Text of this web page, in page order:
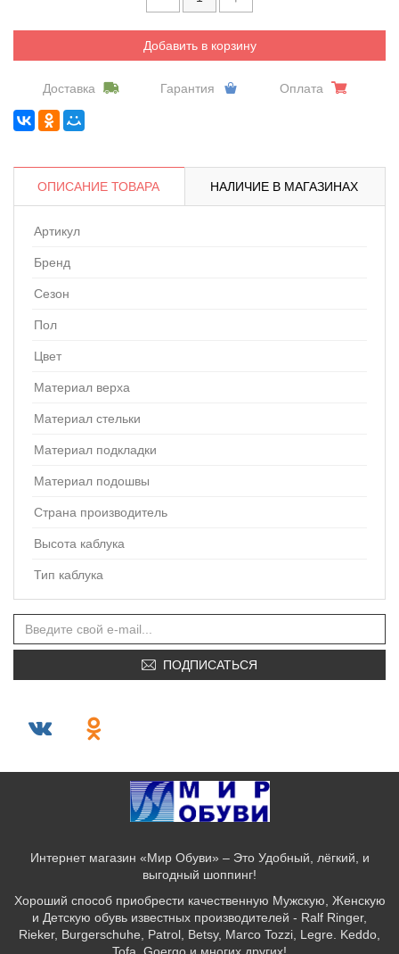
Добавить в корзину
Доставка Гарантия Оплата
ОПИСАНИЕ ТОВАРА НАЛИЧИЕ В МАГАЗИНАХ
Артикул
Бренд
Сезон
Пол
Цвет
Материал верха
Материал стельки
Материал подкладки
Материал подошвы
Страна производитель
Высота каблука
Тип каблука
ПОДПИСАТЬСЯ
Интернет магазин «Мир Обуви» – Это Удобный, лёгкий, и
выгодный шоппинг!
Хороший способ приобрести качественную Мужскую, Женскую
и Детскую обувь известных производителей - Ralf Ringer,
Rieker, Burgerschuhe, Patrol, Betsy, Marco Tozzi, Legre. Keddo,